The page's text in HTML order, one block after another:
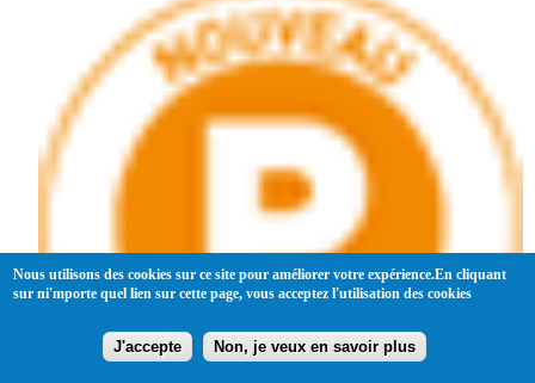
Nous utilisons des cookies sur ce site pour améliorer votre expérience.En cliquant
sur ni'mporte quel lien sur cette page, vous acceptez l'utilisation des cookies
J'accepte Non, je veux en savoir plus